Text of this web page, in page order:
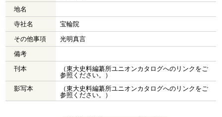
地名
寺社名
宝輪院
その他事項
光明真言
備考
刊本
（東大史料編纂所ユニオンカタログへのリンクをご
参照ください。）
影写本
（東大史料編纂所ユニオンカタログへのリンクをご
参照ください。）